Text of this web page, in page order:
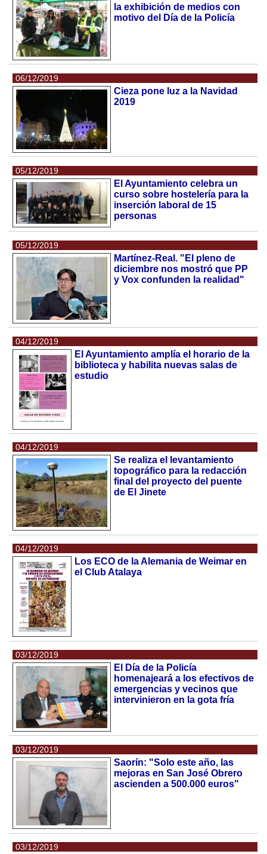
la exhibición de medios con
motivo del Día de la Policía
06/12/2019
Cieza pone luz a la Navidad
2019
05/12/2019
El Ayuntamiento celebra un
curso sobre hostelería para la
inserción laboral de 15
personas
05/12/2019
Martínez-Real. "El pleno de
diciembre nos mostró que PP
y Vox confunden la realidad"
04/12/2019
El Ayuntamiento amplía el horario de la
biblioteca y habilita nuevas salas de
estudio
04/12/2019
Se realiza el levantamiento
topográfico para la redacción
final del proyecto del puente
de El Jinete
04/12/2019
Los ECO de la Alemania de Weimar en
el Club Atalaya
03/12/2019
El Día de la Policía
homenajeará a los efectivos de
emergencias y vecinos que
intervinieron en la gota fría
03/12/2019
Saorín: "Solo este año, las
mejoras en San José Obrero
ascienden a 500.000 euros"
03/12/2019